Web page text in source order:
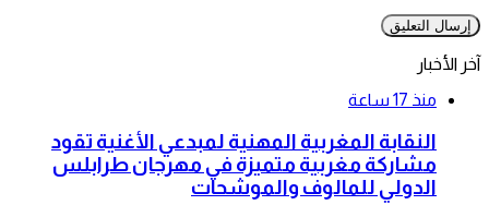
آخر الأخبار
منذ 17 ساعة
النقابة المغربية المهنية لمبدعي الأغنية تقود
مشاركة مغربية متميزة في مهرجان طرابلس
الدولي للمالوف والموشحات